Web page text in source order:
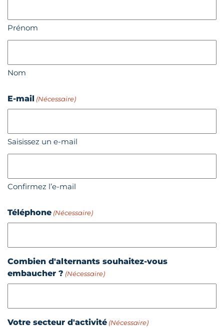
Prénom
Nom
E-mail (Nécessaire)
Saisissez un e-mail
Confirmez l’e-mail
Téléphone (Nécessaire)
Combien d'alternants souhaitez-vous
embaucher ? (Nécessaire)
Votre secteur d'activité (Nécessaire)